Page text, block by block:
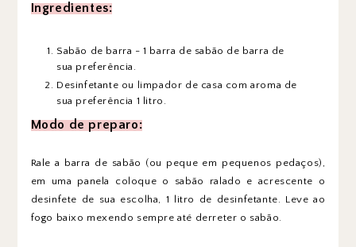
Ingredientes:
Sabão de barra - 1 barra de sabão de barra de
sua preferência.
Desinfetante ou limpador de casa com aroma de
sua preferência 1 litro.
Modo de preparo:
Rale a barra de sabão (ou peque em pequenos pedaços),
em uma panela coloque o sabão ralado e acrescente o
desinfete de sua escolha, 1 litro de desinfetante. Leve ao
fogo baixo mexendo sempre até derreter o sabão.